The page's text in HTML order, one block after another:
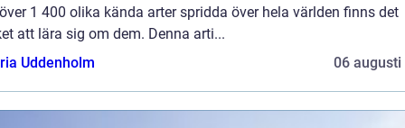
1 400 olika kända arter spridda över hela världen finns det
att lära sig om dem. Denna arti...
Uddenholm
06 augusti